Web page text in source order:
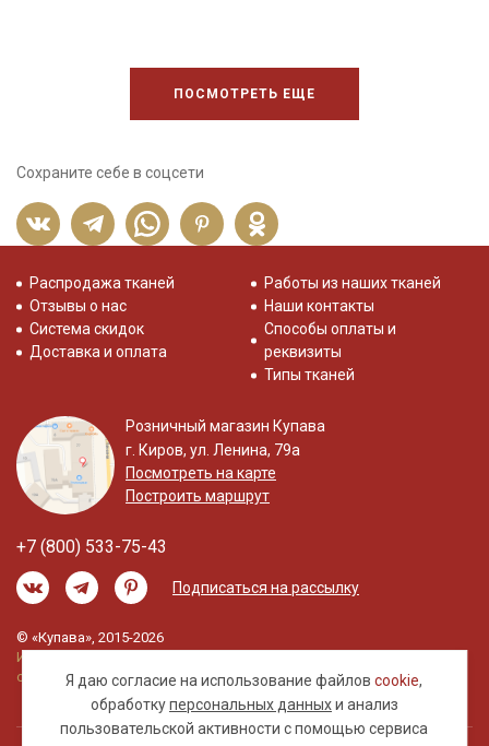
ПОСМОТРЕТЬ ЕЩЕ
Сохраните себе в соцсети
Я даю согласие на использование файловcookie,
обработкуперсональных данныхи анализ
пользовательской активности с помощью сервиса
Распродажа тканей
Отзывы о нас
Система скидок
Доставка и оплата
Работы из наших тканей
Наши контакты
Способы оплаты и
реквизиты
Типы тканей
Розничный магазин Купава
г. Киров, ул. Ленина, 79а
Посмотреть на карте
Построить маршрут
+7 (800) 533-75-43
Подписаться на рассылку
© «Купава», 2015-2026
Информация на сайте не является публичной
офертой.